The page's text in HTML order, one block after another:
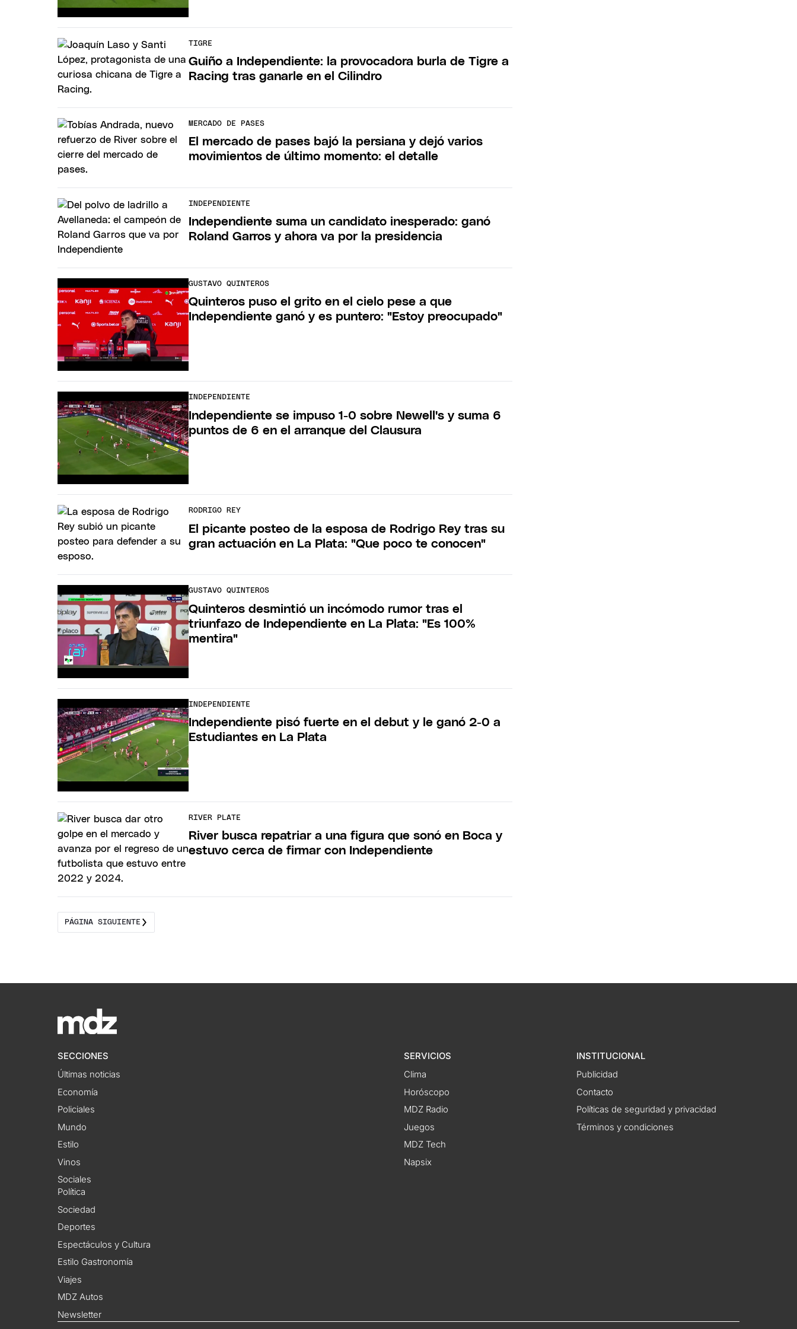
TIGRE
Guiño a Independiente: la provocadora burla de Tigre a
Racing tras ganarle en el Cilindro
MERCADO DE PASES
El mercado de pases bajó la persiana y dejó varios
movimientos de último momento: el detalle
INDEPENDIENTE
Independiente suma un candidato inesperado: ganó
Roland Garros y ahora va por la presidencia
GUSTAVO QUINTEROS
Quinteros puso el grito en el cielo pese a que
Independiente ganó y es puntero: "Estoy preocupado"
INDEPENDIENTE
Independiente se impuso 1-0 sobre Newell's y suma 6
puntos de 6 en el arranque del Clausura
RODRIGO REY
El picante posteo de la esposa de Rodrigo Rey tras su
gran actuación en La Plata: "Que poco te conocen"
GUSTAVO QUINTEROS
Quinteros desmintió un incómodo rumor tras el
triunfazo de Independiente en La Plata: "Es 100%
mentira"
INDEPENDIENTE
Independiente pisó fuerte en el debut y le ganó 2-0 a
Estudiantes en La Plata
RIVER PLATE
River busca repatriar a una figura que sonó en Boca y
estuvo cerca de firmar con Independiente
PÁGINA SIGUIENTE
SECCIONES
Últimas noticias
Economía
Policiales
Mundo
Estilo
Vinos
Sociales
Política
Sociedad
Deportes
Espectáculos y Cultura
Estilo Gastronomía
Viajes
MDZ Autos
Newsletter
SERVICIOS
Clima
Horóscopo
MDZ Radio
Juegos
MDZ Tech
Napsix
INSTITUCIONAL
Publicidad
Contacto
Políticas de seguridad y privacidad
Términos y condiciones